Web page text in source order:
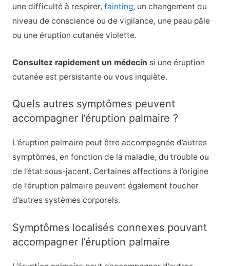
une difficulté à respirer, fainting, un changement du
niveau de conscience ou de vigilance, une peau pâle
ou une éruption cutanée violette.
Consultez rapidement un médecin si une éruption
cutanée est persistante ou vous inquiète.
Quels autres symptômes peuvent
accompagner l’éruption palmaire ?
L’éruption palmaire peut être accompagnée d’autres
symptômes, en fonction de la maladie, du trouble ou
de l’état sous-jacent. Certaines affections à l’origine
de l’éruption palmaire peuvent également toucher
d’autres systèmes corporels.
Symptômes localisés connexes pouvant
accompagner l’éruption palmaire